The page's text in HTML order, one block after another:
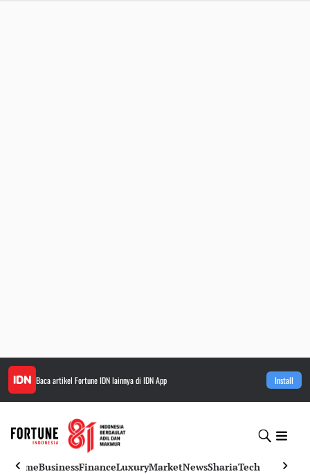
Baca artikel Fortune IDNlainnya di IDN App Install
HomeBusinessFinanceLuxuryMarketNewsShariaTech